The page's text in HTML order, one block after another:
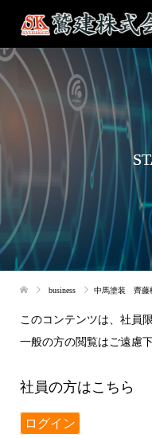
business 中馬塗装 齊藤
このコンテンツは、社員
一般の方の閲覧はご遠慮
社員の方はこちら
ログイン